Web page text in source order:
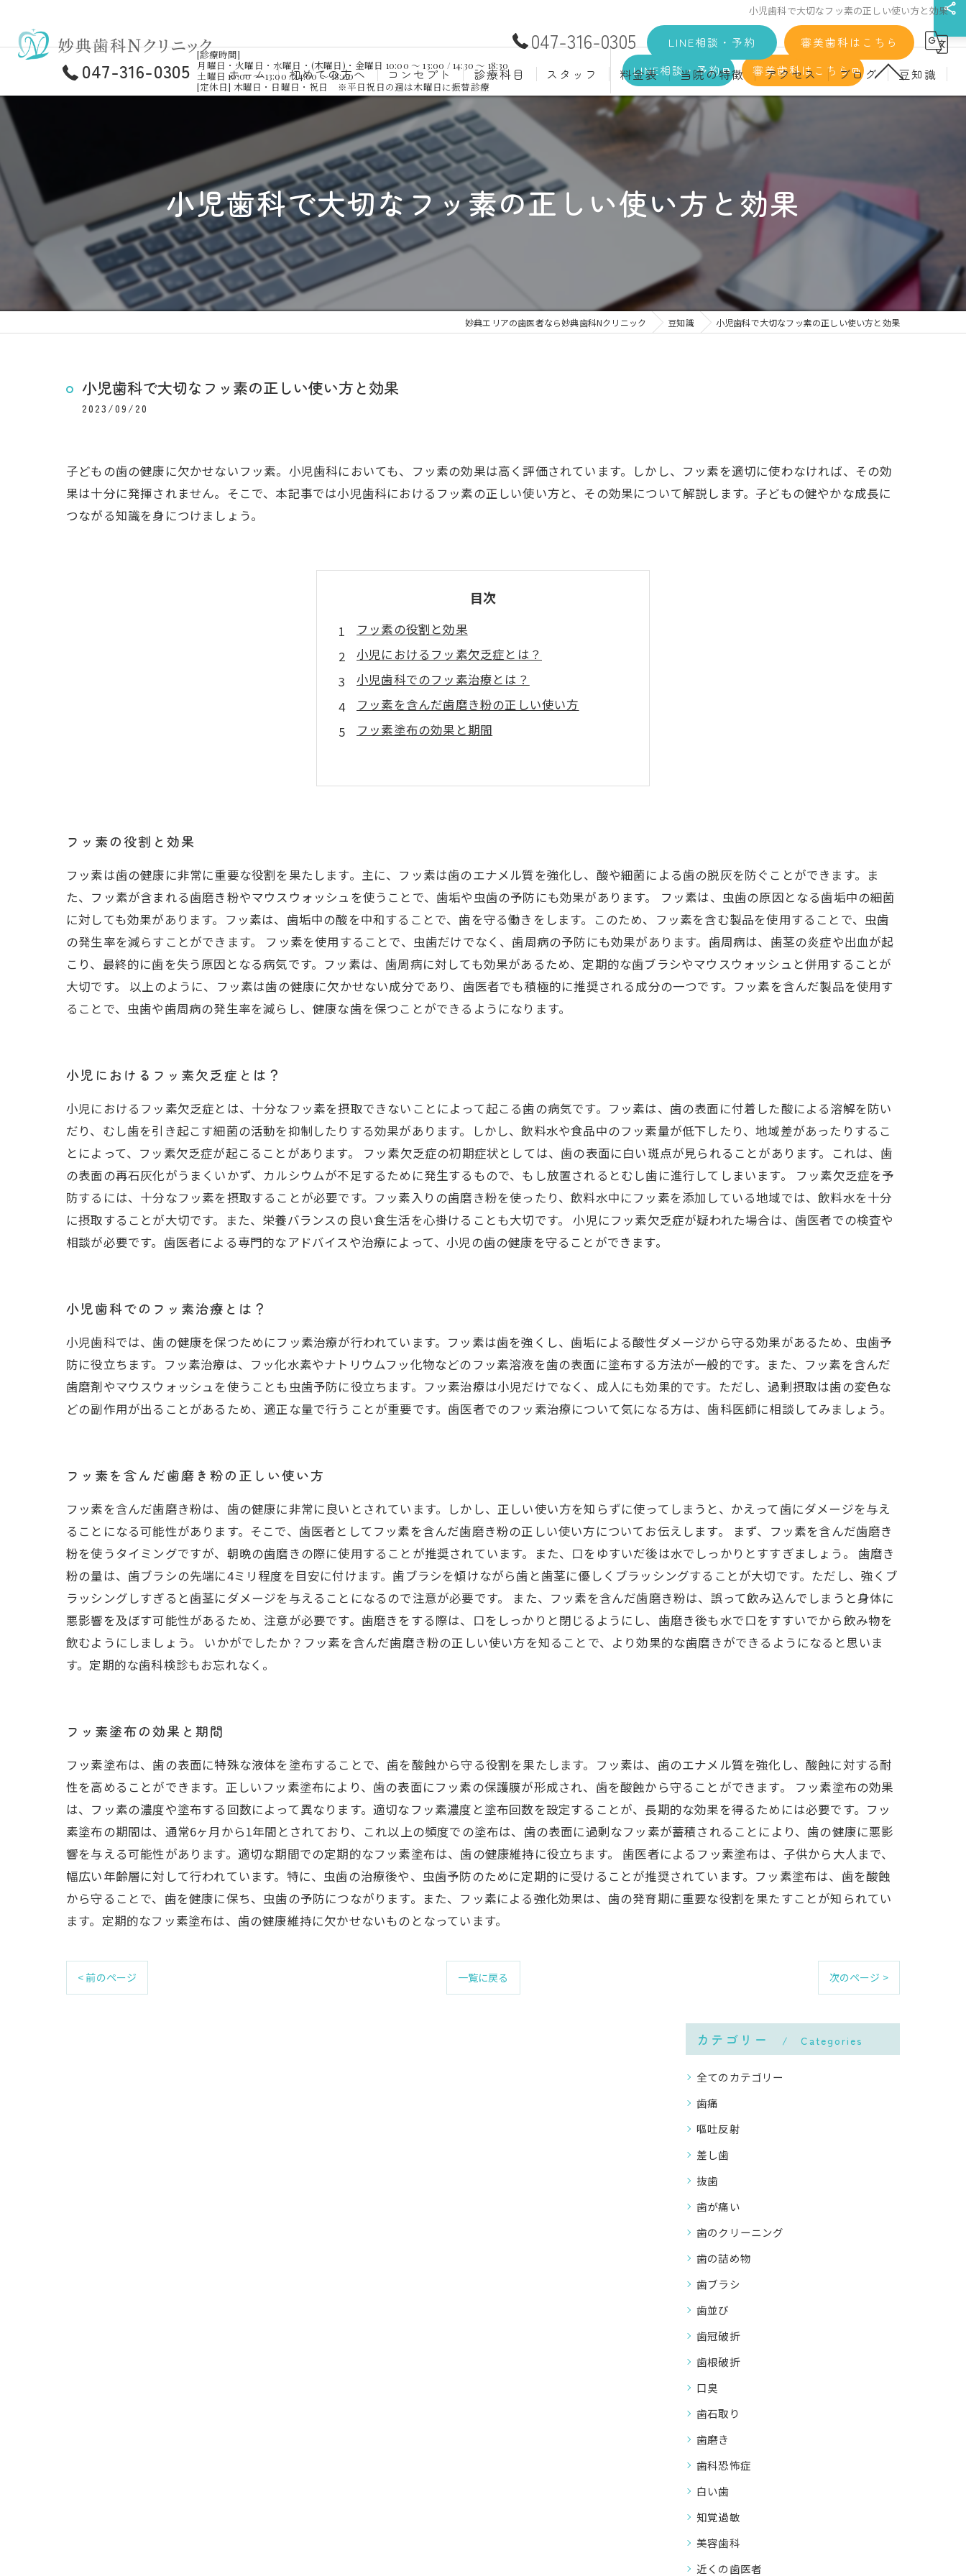
小児歯科で大切なフッ素の正しい使い方と効果
047-316-0305 LINE相談・予約 審美歯科はこちら
ホーム 初めての方へ コンセプト 診療科目
むし歯治療 予防歯科
小児歯科 入れ歯(義歯)
口腔外科 歯周病治療
ホワイトニング 歯科検診
親知らず
大人の矯正 子どもの矯正
スタッフ 料金表
材料詳細
自費診療料金
当院の特徴
マウスピース矯正
インプラント
セラミック
クリーニング
施設基準
アクセス ブログ 豆知識
小児歯科で大切なフッ素の正しい使い方と効果
妙典エリアの歯医者なら妙典歯科Nクリニック 豆知識 小児歯科で大切なフッ素の正しい使い方と効果
小児歯科で大切なフッ素の正しい使い方と効果
2023/09/20
子どもの歯の健康に欠かせないフッ素。小児歯科においても、フッ素の効果は高く評価されています。しかし、フッ素を適切に使わなければ、その効
果は十分に発揮されません。そこで、本記事では小児歯科におけるフッ素の正しい使い方と、その効果について解説します。子どもの健やかな成長に
つながる知識を身につけましょう。
目次
フッ素の役割と効果
小児におけるフッ素欠乏症とは？
小児歯科でのフッ素治療とは？
フッ素を含んだ歯磨き粉の正しい使い方
フッ素塗布の効果と期間
フッ素の役割と効果
フッ素は歯の健康に非常に重要な役割を果たします。主に、フッ素は歯のエナメル質を強化し、酸や細菌による歯の脱灰を防ぐことができます。ま
た、フッ素が含まれる歯磨き粉やマウスウォッシュを使うことで、歯垢や虫歯の予防にも効果があります。 フッ素は、虫歯の原因となる歯垢中の細菌
に対しても効果があります。フッ素は、歯垢中の酸を中和することで、歯を守る働きをします。このため、フッ素を含む製品を使用することで、虫歯
の発生率を減らすことができます。 フッ素を使用することで、虫歯だけでなく、歯周病の予防にも効果があります。歯周病は、歯茎の炎症や出血が起
こり、最終的に歯を失う原因となる病気です。フッ素は、歯周病に対しても効果があるため、定期的な歯ブラシやマウスウォッシュと併用することが
大切です。 以上のように、フッ素は歯の健康に欠かせない成分であり、歯医者でも積極的に推奨される成分の一つです。フッ素を含んだ製品を使用す
ることで、虫歯や歯周病の発生率を減らし、健康な歯を保つことができるようになります。
小児におけるフッ素欠乏症とは？
小児におけるフッ素欠乏症とは、十分なフッ素を摂取できないことによって起こる歯の病気です。フッ素は、歯の表面に付着した酸による溶解を防い
だり、むし歯を引き起こす細菌の活動を抑制したりする効果があります。しかし、飲料水や食品中のフッ素量が低下したり、地域差があったりするこ
とによって、フッ素欠乏症が起こることがあります。 フッ素欠乏症の初期症状としては、歯の表面に白い斑点が見られることがあります。これは、歯
の表面の再石灰化がうまくいかず、カルシウムが不足するために発生するもので、もし放置されるとむし歯に進行してしまいます。 フッ素欠乏症を予
防するには、十分なフッ素を摂取することが必要です。フッ素入りの歯磨き粉を使ったり、飲料水中にフッ素を添加している地域では、飲料水を十分
に摂取することが大切です。また、栄養バランスの良い食生活を心掛けることも大切です。 小児にフッ素欠乏症が疑われた場合は、歯医者での検査や
相談が必要です。歯医者による専門的なアドバイスや治療によって、小児の歯の健康を守ることができます。
小児歯科でのフッ素治療とは？
小児歯科では、歯の健康を保つためにフッ素治療が行われています。フッ素は歯を強くし、歯垢による酸性ダメージから守る効果があるため、虫歯予
防に役立ちます。フッ素治療は、フッ化水素やナトリウムフッ化物などのフッ素溶液を歯の表面に塗布する方法が一般的です。また、フッ素を含んだ
歯磨剤やマウスウォッシュを使うことも虫歯予防に役立ちます。フッ素治療は小児だけでなく、成人にも効果的です。ただし、過剰摂取は歯の変色な
どの副作用が出ることがあるため、適正な量で行うことが重要です。歯医者でのフッ素治療について気になる方は、歯科医師に相談してみましょう。
フッ素を含んだ歯磨き粉の正しい使い方
フッ素を含んだ歯磨き粉は、歯の健康に非常に良いとされています。しかし、正しい使い方を知らずに使ってしまうと、かえって歯にダメージを与え
ることになる可能性があります。そこで、歯医者としてフッ素を含んだ歯磨き粉の正しい使い方についてお伝えします。 まず、フッ素を含んだ歯磨き
粉を使うタイミングですが、朝晩の歯磨きの際に使用することが推奨されています。また、口をゆすいだ後は水でしっかりとすすぎましょう。 歯磨き
粉の量は、歯ブラシの先端に4ミリ程度を目安に付けます。歯ブラシを傾けながら歯と歯茎に優しくブラッシングすることが大切です。ただし、強くブ
ラッシングしすぎると歯茎にダメージを与えることになるので注意が必要です。 また、フッ素を含んだ歯磨き粉は、誤って飲み込んでしまうと身体に
悪影響を及ぼす可能性があるため、注意が必要です。歯磨きをする際は、口をしっかりと閉じるようにし、歯磨き後も水で口をすすいでから飲み物を
飲むようにしましょう。 いかがでしたか？フッ素を含んだ歯磨き粉の正しい使い方を知ることで、より効果的な歯磨きができるようになると思いま
す。定期的な歯科検診もお忘れなく。
フッ素塗布の効果と期間
フッ素塗布は、歯の表面に特殊な液体を塗布することで、歯を酸蝕から守る役割を果たします。フッ素は、歯のエナメル質を強化し、酸蝕に対する耐
性を高めることができます。正しいフッ素塗布により、歯の表面にフッ素の保護膜が形成され、歯を酸蝕から守ることができます。 フッ素塗布の効果
は、フッ素の濃度や塗布する回数によって異なります。適切なフッ素濃度と塗布回数を設定することが、長期的な効果を得るためには必要です。フッ
素塗布の期間は、通常6ヶ月から1年間とされており、これ以上の頻度での塗布は、歯の表面に過剰なフッ素が蓄積されることにより、歯の健康に悪影
響を与える可能性があります。適切な期間での定期的なフッ素塗布は、歯の健康維持に役立ちます。 歯医者によるフッ素塗布は、子供から大人まで、
幅広い年齢層に対して行われています。特に、虫歯の治療後や、虫歯予防のために定期的に受けることが推奨されています。フッ素塗布は、歯を酸蝕
から守ることで、歯を健康に保ち、虫歯の予防につながります。また、フッ素による強化効果は、歯の発育期に重要な役割を果たすことが知られてい
ます。定期的なフッ素塗布は、歯の健康維持に欠かせないものとなっています。
< 前のページ 一覧に戻る 次のページ >
カテゴリー Categories
全てのカテゴリー
歯痛
嘔吐反射
差し歯
抜歯
歯が痛い
歯のクリーニング
歯の詰め物
歯ブラシ
歯並び
歯冠破折
歯根破折
口臭
歯石取り
歯磨き
歯科恐怖症
白い歯
知覚過敏
美容歯科
近くの歯医者
047-316-0305
[診療時間]
月曜日・火曜日・水曜日・(木曜日)・金曜日 10:00 ～ 13:00 / 14:30 ～ 18:30
土曜日 10:00 ～ 13:00 / 14:00 ～ 18:00
[定休日] 木曜日・日曜日・祝日 ※平日祝日の週は木曜日に振替診療
LINE相談・予約 審美歯科はこちら